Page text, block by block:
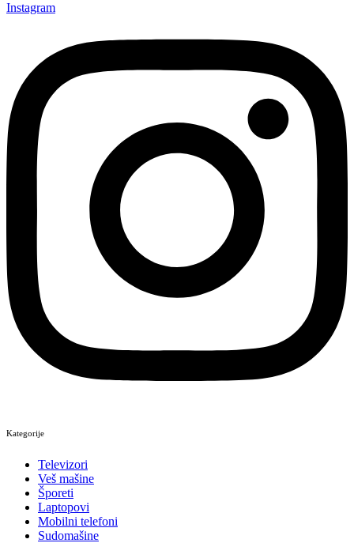
Instagram
Kategorije
Televizori
Veš mašine
Šporeti
Laptopovi
Mobilni telefoni
Sudomašine